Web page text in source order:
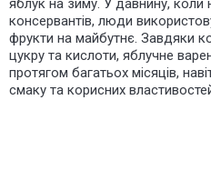
консервантів, люди
фрукти на майбутнє. Завдяки
цукру та кислоти, яблучне
протягом багатьох місяців,
смаку та корисних